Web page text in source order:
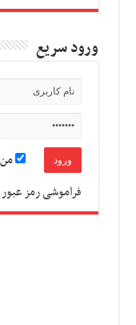
ورود سریع
فراموشی رمز عبور